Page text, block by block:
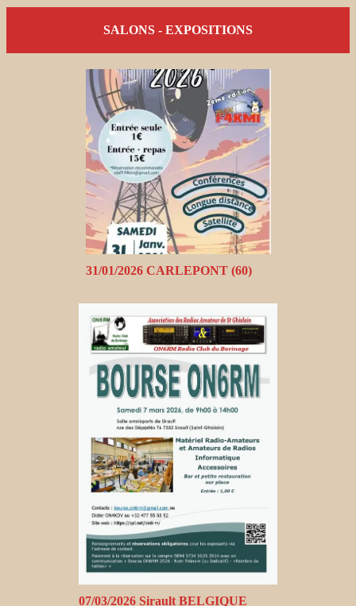
SALONS - EXPOSITIONS
31/01/2026 CARLEPONT (60)
07/03/2026 Sirault BELGIQUE